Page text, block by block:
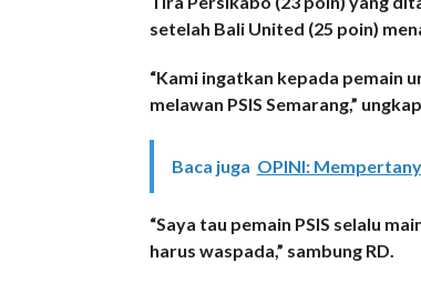
setelah Bali United (25 poin)
“Kami ingatkan kepada pemain
melawan PSIS Semarang,”
Baca juga OPINI:
“Saya tau pemain PSIS selalu
harus waspada,” sambung RD.